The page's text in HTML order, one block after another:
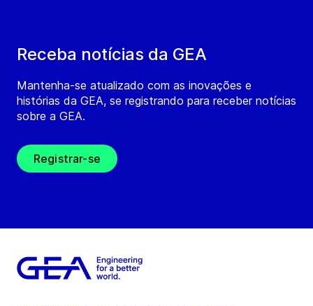
Receba notícias da GEA
Mantenha-se atualizado com as inovações e
histórias da GEA, se registrando para receber notícias
sobre a GEA.
Registrar-se